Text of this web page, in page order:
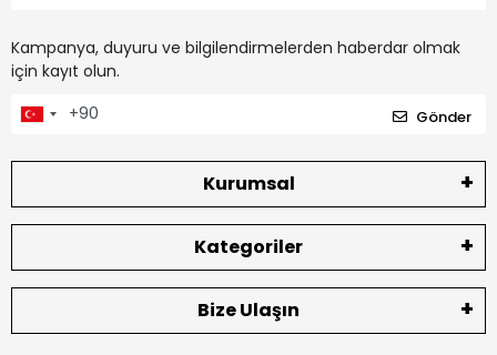
Kampanya, duyuru ve bilgilendirmelerden haberdar olmak
için kayıt olun.
Gönder
Kurumsal
Kategoriler
Bize Ulaşın